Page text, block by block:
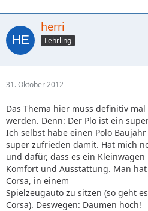
herri
Lehrling
31. Oktober 2012
Das Thema hier muss definitiv
werden. Denn: Der Plo ist ein
Ich selbst habe einen Polo
super zufrieden damit. Hat mich
und dafür, dass es ein
Komfort und Ausstattung. Man
Corsa, in einem
Spielzeugauto zu sitzen (so geht
Corsa). Deswegen: Daumen hoch!